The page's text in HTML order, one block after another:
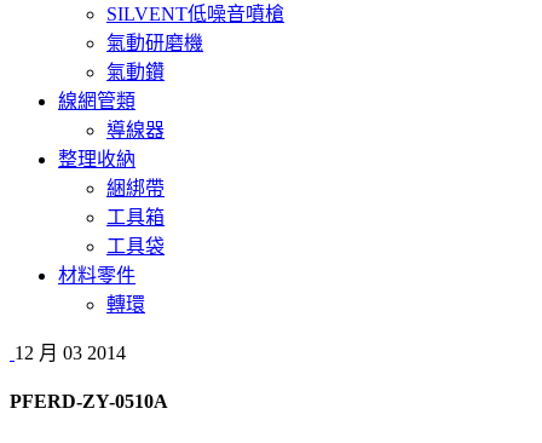
SILVENT低噪音噴槍
氣動研磨機
氣動鑽
線網管類
導線器
整理收納
綑綁帶
工具箱
工具袋
材料零件
轉環
12 月 03 2014
PFERD-ZY-0510A